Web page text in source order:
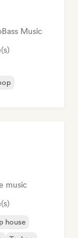
Bass Music
music
house